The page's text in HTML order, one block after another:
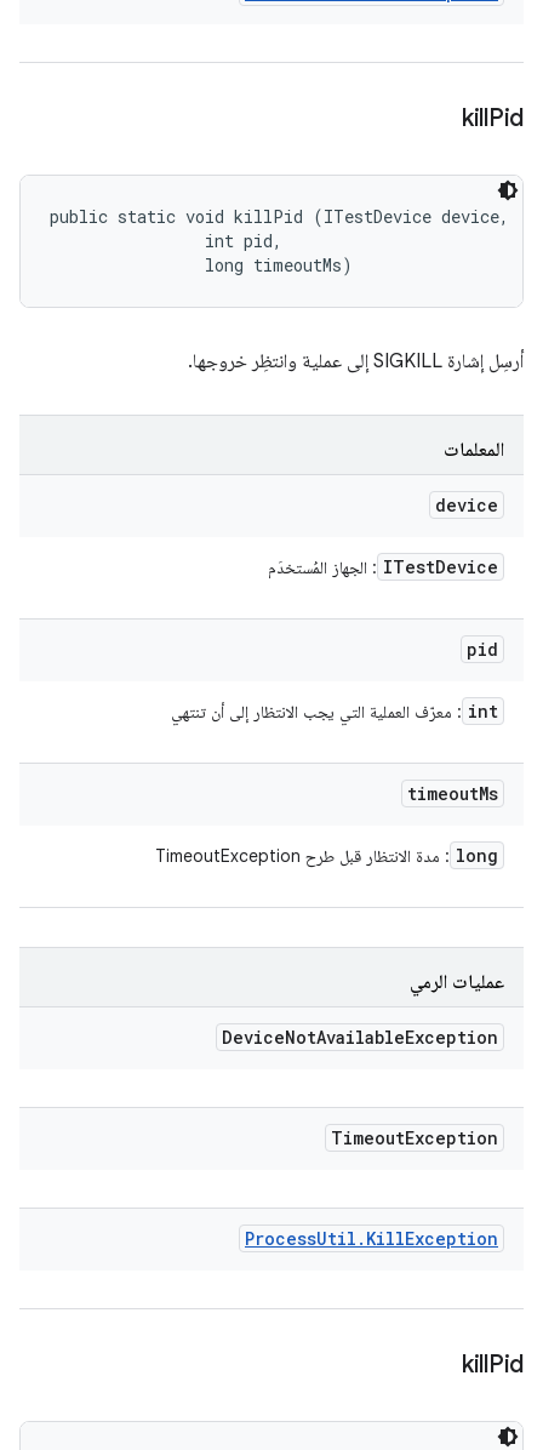
killPid
public static void killPid (ITestDevice device,
                int pid,
                long timeoutMs)
أرسِل إشارة SIGKILL إلى عملية وانتظِر خروجها.
المعلمات
device
ITestDevice : الجهاز المُستخدَم
pid
int : معرّف العملية التي يجب الانتظار إلى أن تنتهي
timeoutMs
long : مدة الانتظار قبل طرح TimeoutException
عمليات الرمي
DeviceNotAvailableException
TimeoutException
ProcessUtil . KillException
killPid